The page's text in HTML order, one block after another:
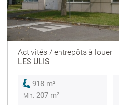
Activités / entrepôts à louer
LES ULIS
918 m²
Min. 207 m²